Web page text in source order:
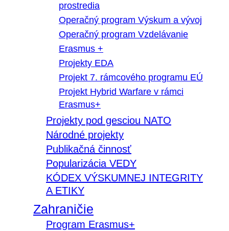
prostredia
Operačný program Výskum a vývoj
Operačný program Vzdelávanie
Erasmus +
Projekty EDA
Projekt 7. rámcového programu EÚ
Projekt Hybrid Warfare v rámci
Erasmus+
Projekty pod gesciou NATO
Národné projekty
Publikačná činnosť
Popularizácia VEDY
KÓDEX VÝSKUMNEJ INTEGRITY
A ETIKY
Zahraničie
Program Erasmus+